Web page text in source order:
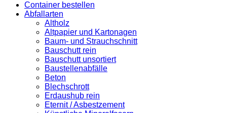
Container bestellen
Abfallarten
Altholz
Altpapier und Kartonagen
Baum- und Strauchschnitt
Bauschutt rein
Bauschutt unsortiert
Baustellenabfälle
Beton
Blechschrott
Erdaushub rein
Eternit / Asbestzement